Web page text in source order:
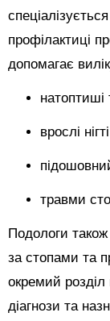
профілактиці
допомагає
натоптиші
врослі
травми
Подологи
за стопами та
окремий
діагнози та